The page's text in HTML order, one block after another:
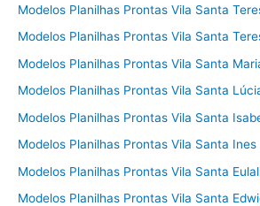
Modelos Planilhas Prontas Vila Santa
Modelos Planilhas Prontas Vila Santa
Modelos Planilhas Prontas Vila Santa
Modelos Planilhas Prontas Vila Santa
Modelos Planilhas Prontas Vila Santa
Modelos Planilhas Prontas Vila Santa Ines
Modelos Planilhas Prontas Vila Santa
Modelos Planilhas Prontas Vila Santa